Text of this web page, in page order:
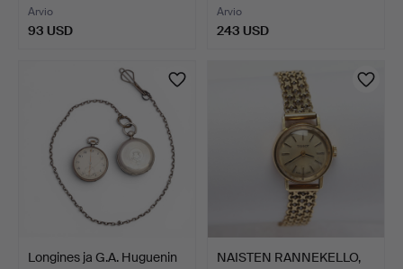
Arvio
93 USD
Arvio
243 USD
Longines ja G.A. Huguenin
NAISTEN RANNEKELLO,